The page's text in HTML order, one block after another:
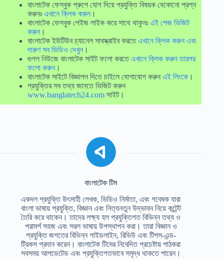
বাংলাটেক ফেসবুক গ্রুপে যোগ দিয়ে প্রযুক্তি বিষয়ক যেকোনো প্রশ্ন
করুনঃ এখানে ক্লিক করুন ।
বাংলাটেক ফেসবুক পেইজ লাইক করে সাথে থাকুনঃ এই পেজ ভিজিট
করুন ।
বাংলাটেক ইউটিউব চ্যানেল সাবস্ক্রাইব করতেএখানে ক্লিক করুন এবং
দারুণ সব ভিডিও দেখুন ।
গুগল নিউজে বাংলাটেক সাইট ফলো করতেএখানে ক্লিক করুন তারপর
ফলো করুন ।
বাংলাটেক সাইটে বিজ্ঞাপন দিতে চাইলে যোগাযোগ করুন এই লিংকে ।
প্রযুক্তির সব তথ্য জানতে ভিজিট করুন
www.banglatech24.com সাইট।
বাংলাটেক টিম
একদল প্রযুক্তি উৎসাহী লেখক, ভিডিও নির্মাতা, এবং গবেষক যারা
বাংলা ভাষায় প্রযুক্তি, বিজ্ঞান এবং নিত্যনতুন উদ্ভাবন নিয়ে কন্টেন্ট
তৈরি করে থাকেন। তাদের লক্ষ্য হল প্রযুক্তিগত বিভিন্ন তথ্য ও
পরামর্শ সহজ এবং সরল ভাষায় উপস্থাপন করা। তারা বিজ্ঞান ও
প্রযুক্তি জগতের বিভিন্ন গাইডলাইন, রিভিউ এবং টিপস-এন্ড-
ট্রিকস প্রদান করেন। বাংলাটেক টিমের নিবেদিত প্রচেষ্টায় পাঠকরা
সবসময় আপডেটেড এবং প্রযুক্তিগতভাবে সমৃদ্ধ থাকতে পারেন।